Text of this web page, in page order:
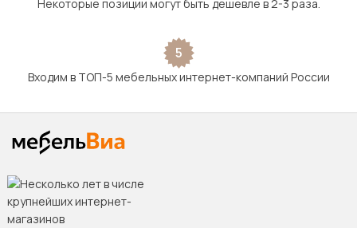
Некоторые позиции могут быть дешевле в 2-3 раза.
5
Входим в ТОП-5 мебельных интернет-компаний России